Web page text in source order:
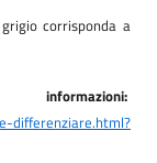
corrisponda a
differenziare.html?